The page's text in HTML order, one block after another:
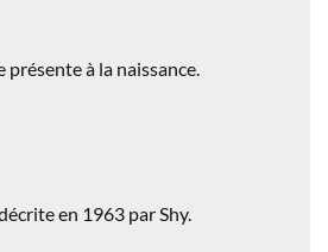
à la naissance.
en 1963 par Shy.